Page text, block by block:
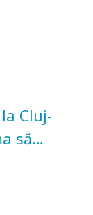
Cluj-
să
an